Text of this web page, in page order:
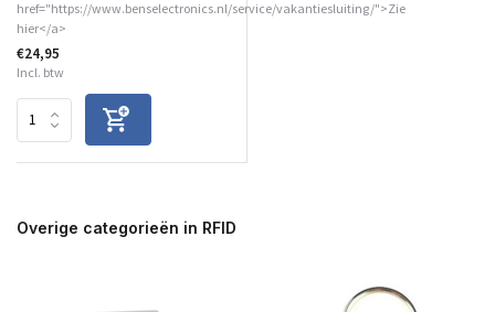
href="https://www.benselectronics.nl/service/vakantiesluiting/">Zie
hier</a>
€24,95
Incl. btw
Overige categorieën in RFID